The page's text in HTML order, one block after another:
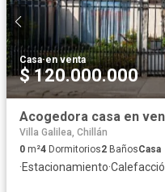
Casa·en venta
$ 120.000.000
Villa Galilea, Chillán
0 m²4 Dormitorios2 BañosCasa
·Estacionamiento·